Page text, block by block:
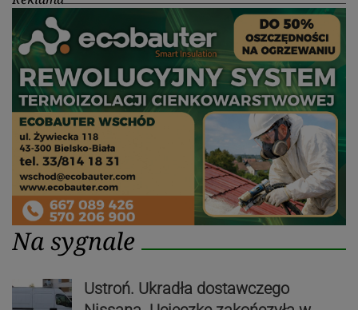
Na sygnale
Ustroń. Ukradła dostawczego